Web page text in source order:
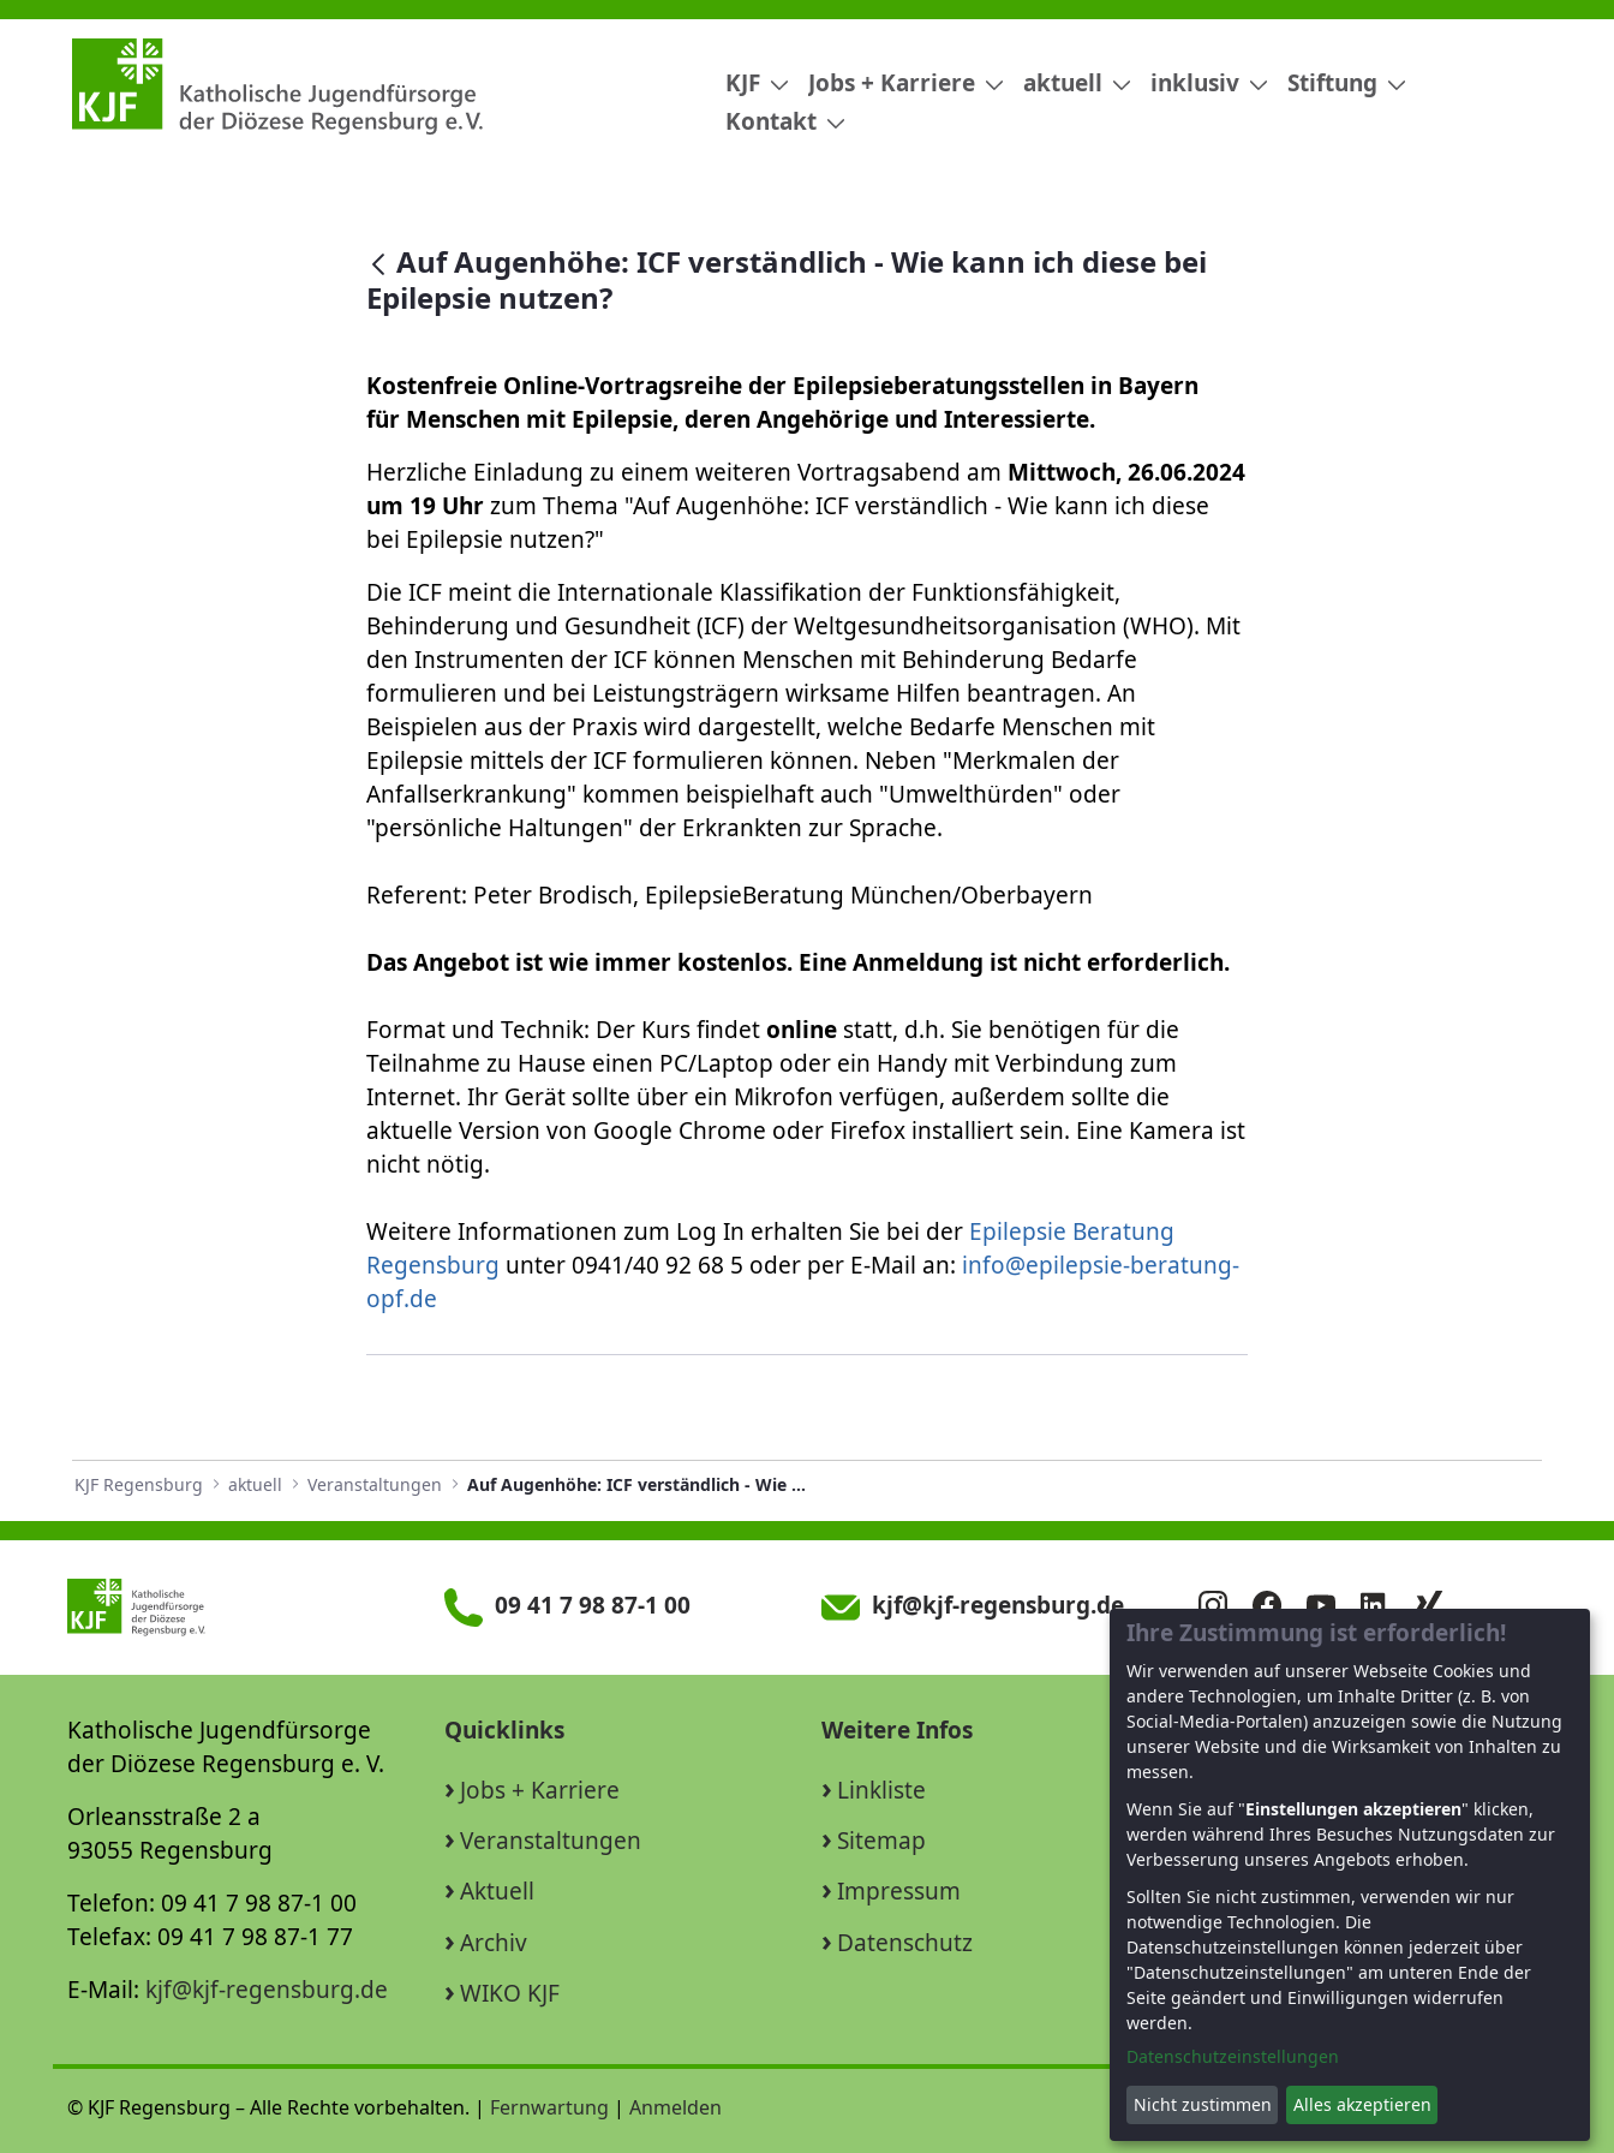
Auf Augenhöhe: ICF verständlich - Wie kann ich diese bei Epilepsie nutzen?
KJF Jobs + Karriere aktuell inklusiv
Stiftung
Kontakt
null
Auf Augenhöhe: ICF verständlich - Wie kann ich diese bei
Epilepsie nutzen?
Kostenfreie Online-Vortragsreihe der Epilepsieberatungsstellen in Bayern
für Menschen mit Epilepsie, deren Angehörige und Interessierte.
Herzliche Einladung zu einem weiteren Vortragsabend am Mittwoch, 26.06.2024
um 19 Uhrzum Thema "Auf Augenhöhe: ICF verständlich - Wie kann ich diese
bei Epilepsie nutzen?"
Die ICF meint die Internationale Klassifikation der Funktionsfähigkeit,
Behinderung und Gesundheit (ICF) der Weltgesundheitsorganisation (WHO). Mit
den Instrumenten der ICF können Menschen mit Behinderung Bedarfe
formulieren und bei Leistungsträgern wirksame Hilfen beantragen. An
Beispielen aus der Praxis wird dargestellt, welche Bedarfe Menschen mit
Epilepsie mittels der ICF formulieren können. Neben "Merkmalen der
Anfallserkrankung" kommen beispielhaft auch "Umwelthürden" oder
"persönliche Haltungen" der Erkrankten zur Sprache.
Referent: Peter Brodisch, EpilepsieBeratung München/Oberbayern
Das Angebot ist wie immer kostenlos. Eine Anmeldung ist nicht erforderlich.
Format und Technik: Der Kurs findetonlinestatt, d.h. Sie benötigen für die
Teilnahme zu Hause einen PC/Laptop oder ein Handy mit Verbindung zum
Internet. Ihr Gerät sollte über ein Mikrofon verfügen, außerdem sollte die
aktuelle Version von Google Chrome oder Firefox installiert sein. Eine Kamera ist
nicht nötig.
Weitere Informationen zum Log In erhalten Sie bei der Epilepsie Beratung
Regensburg unter 0941/40 92 68 5 oder per E-Mail an: info@epilepsie-beratung-
opf.de
KJF Regensburg aktuell Veranstaltungen Auf Augenhöhe: ICF verständlich - Wie kann ich diese bei Epilepsie nutzen?
09 41 7 98 87-1 00 kjf@kjf-regensburg.de
Katholische Jugendfürsorge
der Diözese Regensburg e. V.
Orleansstraße 2 a
93055 Regensburg
Telefon: 09 41 7 98 87-1 00
Telefax: 09 41 7 98 87-1 77
E-Mail: kjf@kjf-regensburg.de
Quicklinks
Jobs + Karriere
Veranstaltungen
Aktuell
Archiv
WIKO KJF
Weitere Infos
Linkliste
Sitemap
Impressum
Datenschutz
Unterstützen Sie uns!
Spenden und helfen
© KJF Regensburg – Alle Rechte vorbehalten. | Fernwartung | Anmelden
Ihre Zustimmung ist erforderlich!
Wir verwenden auf unserer Webseite Cookies und
andere Technologien, um Inhalte Dritter (z. B. von
Social-Media-Portalen) anzuzeigen sowie die Nutzung
unserer Website und die Wirksamkeit von Inhalten zu
messen.
Wenn Sie auf "Einstellungen akzeptieren" klicken,
werden während Ihres Besuches Nutzungsdaten zur
Verbesserung unseres Angebots erhoben.
Sollten Sie nicht zustimmen, verwenden wir nur
notwendige Technologien. Die
Datenschutzeinstellungen können jederzeit über
"Datenschutzeinstellungen" am unteren Ende der
Seite geändert und Einwilligungen widerrufen
werden.
Datenschutzeinstellungen
Nicht zustimmen Alles akzeptieren